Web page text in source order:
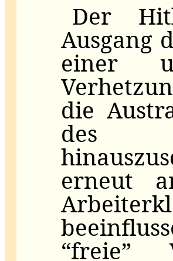
Der
Ausgang
einer
die
des
erneut
“freie”